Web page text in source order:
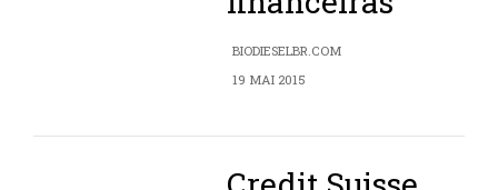
BIODIESELBR.COM
19 MAI 2015